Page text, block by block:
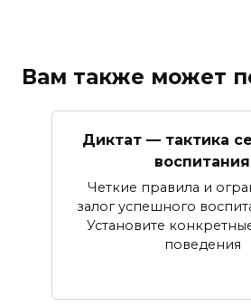
Вам также может
Диктат — тактика
воспитания
Четкие правила и
залог успешного
Установите
поведения